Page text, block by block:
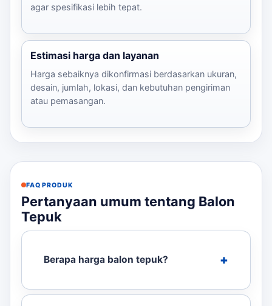
agar spesifikasi lebih tepat.
Estimasi harga dan layanan
Harga sebaiknya dikonfirmasi berdasarkan ukuran,
desain, jumlah, lokasi, dan kebutuhan pengiriman
atau pemasangan.
FAQ PRODUK
Pertanyaan umum tentang Balon
Tepuk
Berapa harga balon tepuk?